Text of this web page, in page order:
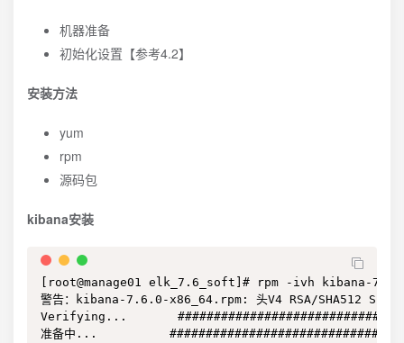
机器准备
初始化设置【参考4.2】
安装方法
yum
rpm
源码包
kibana安装
[root@manage01 elk_7.6_soft]# rpm -ivh kibana-
警告：kibana-7.6.0-x86_64.rpm: 头V4 RSA/SHA512
Verifying...
准备中...